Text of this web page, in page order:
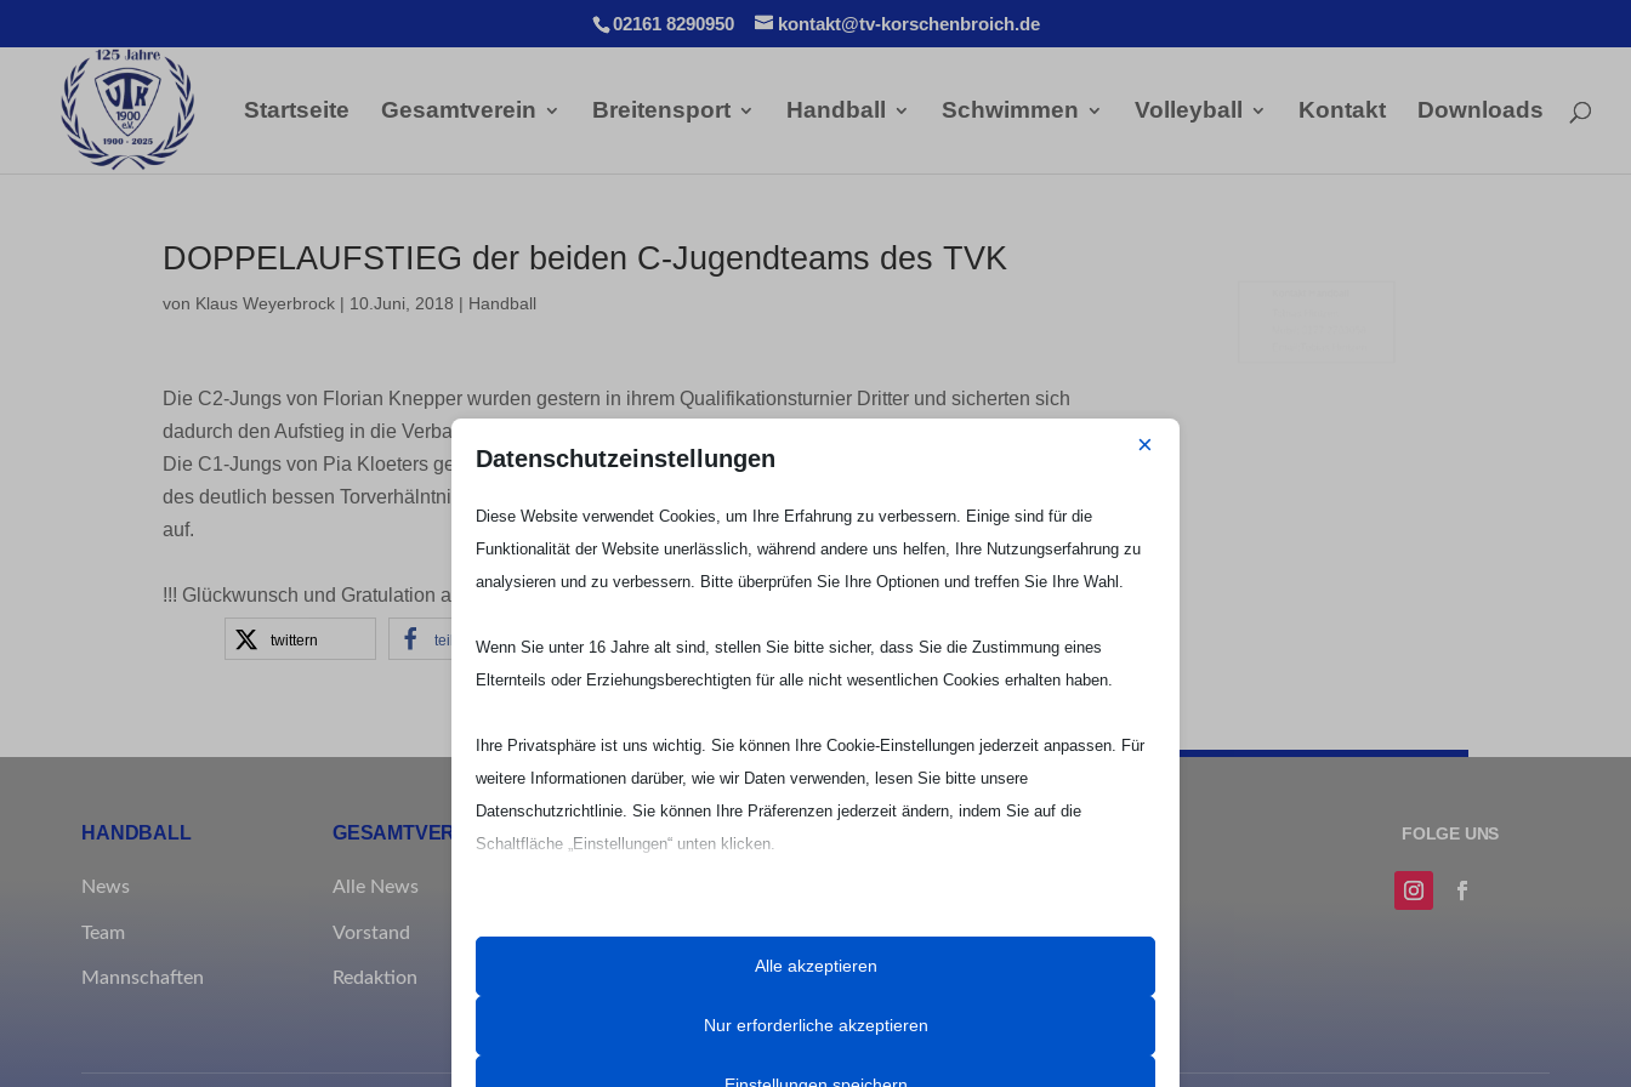
02161 8290950 kontakt@tv-korschenbroich.de
Startseite Gesamtverein Breitensport Handball Schwimmen Volleyball Kontakt Downloads
DOPPELAUFSTIEG der beiden C-Jugendteams des TVK
von Klaus Weyerbrock | 10.Juni, 2018 | Handball
Die C2-Jungs von Florian Knepper wurden gestern in ihrem Qualifikationsturnier Dritter und sicherten sich
dadurch den Aufstieg in die Verbandsliga.
Die C1-Jungs von Pia Kloeters gewannen heute ihr Qualifikationsturnier in der Waldsporthalle auf Grund
des deutlich bessen Torverhälntnis im direkten Vergleich gegen die C2 des BHC und steigen in die Oberliga
auf.
!!! Glückwunsch und Gratulation an die Spieler und die Trainerteams !!!
twittern teilen teilen RSS-feed teilen
HANDBALL
News
Team
Mannschaften
GESAMTVEREIN
Alle News
Vorstand
Redaktion
ABTEILUNGEN
Schwimmen Impressum
Sitemap
Datenschutzeinstellungen ×
Diese Website verwendet Cookies, um Ihre Erfahrung zu verbessern. Einige sind für die
Funktionalität der Website unerlässlich, während andere uns helfen, Ihre Nutzungserfahrung zu
analysieren und zu verbessern. Bitte überprüfen Sie Ihre Optionen und treffen Sie Ihre Wahl.
Wenn Sie unter 16 Jahre alt sind, stellen Sie bitte sicher, dass Sie die Zustimmung eines
Elternteils oder Erziehungsberechtigten für alle nicht wesentlichen Cookies erhalten haben.
Ihre Privatsphäre ist uns wichtig. Sie können Ihre Cookie-Einstellungen jederzeit anpassen. Für
weitere Informationen darüber, wie wir Daten verwenden, lesen Sie bitte unsere
Datenschutzrichtlinie. Sie können Ihre Präferenzen jederzeit ändern, indem Sie auf die
Schaltfläche „Einstellungen“ unten klicken.
und die von uns angebotenen Dienste beeinträchtigen kann.
ordnungsgemäße Funktionieren der Website erforderlich. Diese Cookies und Dienste erfordern
Alle akzeptieren
Nur erforderliche akzeptieren